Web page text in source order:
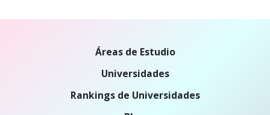
Áreas de Estudio
Universidades
Rankings de Universidades